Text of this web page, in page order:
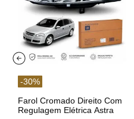
-30%
Farol Cromado Direito Com
Regulagem Elétrica Astra